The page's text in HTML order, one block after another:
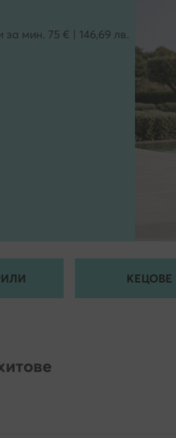
мин. 75 € | 146,69 лв.
КЕЦОВЕ